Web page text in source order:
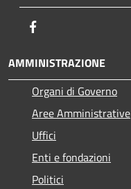
AMMINISTRAZIONE
Organi di Governo
Aree Amministrative
Uffici
Enti e fondazioni
Politici